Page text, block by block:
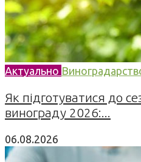
Актуально
Як підготуватися до
винограду 2026:...
06.08.2026